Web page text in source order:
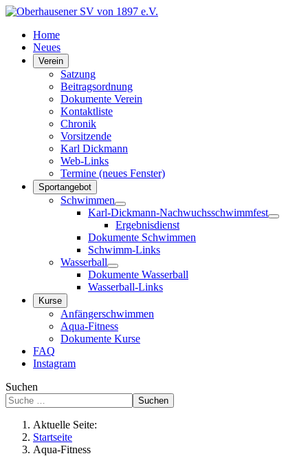
Home
Neues
Verein
Satzung
Beitragsordnung
Dokumente Verein
Kontaktliste
Chronik
Vorsitzende
Karl Dickmann
Web-Links
Termine (neues Fenster)
Sportangebot
Schwimmen
Karl-Dickmann-Nachwuchsschwimmfest
Ergebnisdienst
Dokumente Schwimmen
Schwimm-Links
Wasserball
Dokumente Wasserball
Wasserball-Links
Kurse
Anfängerschwimmen
Aqua-Fitness
Dokumente Kurse
FAQ
Instagram
Suchen
Suchen
Aktuelle Seite:
Startseite
Aqua-Fitness